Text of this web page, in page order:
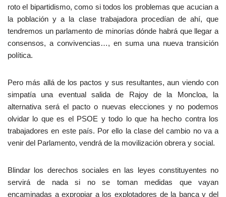
roto el bipartidismo, como si todos los problemas que acucian a
la población y a la clase trabajadora procedían de ahí, que
tendremos un parlamento de minorías dónde habrá que llegar a
consensos, a convivencias…, en suma una nueva transición
política.
Pero más allá de los pactos y sus resultantes, aun viendo con
simpatía una eventual salida de Rajoy de la Moncloa, la
alternativa será el pacto o nuevas elecciones y no podemos
olvidar lo que es el PSOE y todo lo que ha hecho contra los
trabajadores en este país. Por ello la clase del cambio no va a
venir del Parlamento, vendrá de la movilización obrera y social.
Blindar los derechos sociales en las leyes constituyentes no
servirá de nada si no se toman medidas que vayan
encaminadas a expropiar a los explotadores de la banca y del